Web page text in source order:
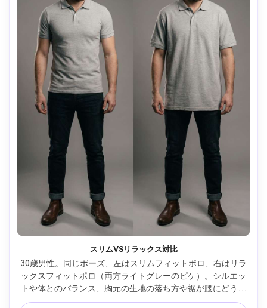
スリムVSリラックス対比
30歳男性。同じポーズ、左はスリムフィットポロ、右はリラ
ックスフィットポロ（両方ライトグレーのピケ）。シルエッ
トや体とのバランス、胸元の生地の落ち方や裾が腰にどうの
るかを比較。ダークジーンズとチェルシーブーツと合わせ、